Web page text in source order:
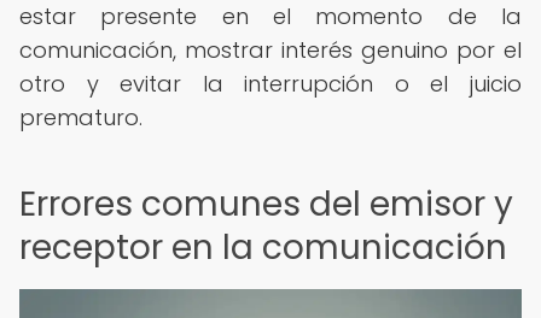
estar presente en el momento de la
comunicación, mostrar interés genuino por el
otro y evitar la interrupción o el juicio
prematuro.
Errores comunes del emisor y
receptor en la comunicación